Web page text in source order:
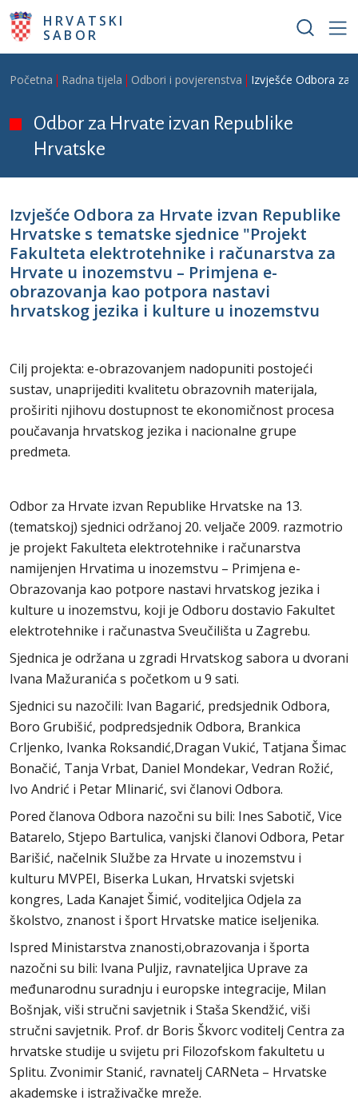
Skoči na glavni sadržaj
HRVATSKI
SABOR
Breadcrumb
Početna Radna tijela Odbori i povjerenstva Izvješće Odbora za
Odbor za Hrvate izvan Republike
Hrvatske
Izvješće Odbora za Hrvate izvan Republike
Hrvatske s tematske sjednice "Projekt
Fakulteta elektrotehnike i računarstva za
Hrvate u inozemstvu – Primjena e-
obrazovanja kao potpora nastavi
hrvatskog jezika i kulture u inozemstvu
Cilj projekta: e-obrazovanjem nadopuniti postojeći
sustav, unaprijediti kvalitetu obrazovnih materijala,
proširiti njihovu dostupnost te ekonomičnost procesa
poučavanja hrvatskog jezika i nacionalne grupe
predmeta.
Odbor za Hrvate izvan Republike Hrvatske na 13.
(tematskoj) sjednici održanoj 20. veljače 2009. razmotrio
je projekt Fakulteta elektrotehnike i računarstva
namijenjen Hrvatima u inozemstvu – Primjena e-
Obrazovanja kao potpore nastavi hrvatskog jezika i
kulture u inozemstvu, koji je Odboru dostavio Fakultet
elektrotehnike i računastva Sveučilišta u Zagrebu.
Sjednica je održana u zgradi Hrvatskog sabora u dvorani
Ivana Mažuranića s početkom u 9 sati.
Sjednici su nazočili: Ivan Bagarić, predsjednik Odbora,
Boro Grubišić, podpredsjednik Odbora, Brankica
Crljenko, Ivanka Roksandić,Dragan Vukić, Tatjana Šimac
Bonačić, Tanja Vrbat, Daniel Mondekar, Vedran Rožić,
Ivo Andrić i Petar Mlinarić, svi članovi Odbora.
Pored članova Odbora nazočni su bili: Ines Sabotič, Vice
Batarelo, Stjepo Bartulica, vanjski članovi Odbora, Petar
Barišić, načelnik Službe za Hrvate u inozemstvu i
kulturu MVPEI, Biserka Lukan, Hrvatski svjetski
kongres, Lada Kanajet Šimić, voditeljica Odjela za
školstvo, znanost i šport Hrvatske matice iseljenika.
Ispred Ministarstva znanosti,obrazovanja i športa
nazočni su bili: Ivana Puljiz, ravnateljica Uprave za
međunarodnu suradnju i europske integracije, Milan
Bošnjak, viši stručni savjetnik i Staša Skendžić, viši
stručni savjetnik. Prof. dr Boris Škvorc voditelj Centra za
hrvatske studije u svijetu pri Filozofskom fakultetu u
Splitu. Zvonimir Stanić, ravnatelj CARNeta – Hrvatske
akademske i istraživačke mreže.